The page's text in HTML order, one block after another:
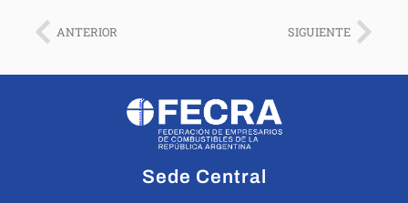
ANTERIOR SIGUIENTE
Sede Central